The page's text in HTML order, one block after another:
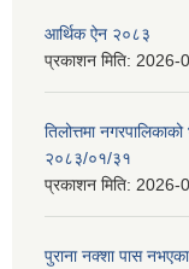
आर्थिक ऐन २०८३
प्रकाशन मिति: 2026-
तिलोत्तमा
२०८३/०१/३१
प्रकाशन मिति: 2026-
पुराना नक्शा पास